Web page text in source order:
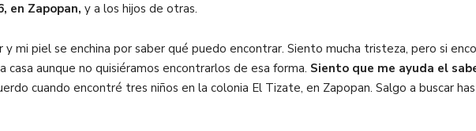
en Zapopan, y a los hijos de otras.
y mi piel se enchina por saber qué puedo encontrar. Siento mucha tristeza, pero si
casa aunque no quisiéramos encontrarlos de esa forma. Siento que me ayuda el
cuando encontré tres niños en la colonia El Tizate, en Zapopan. Salgo a buscar